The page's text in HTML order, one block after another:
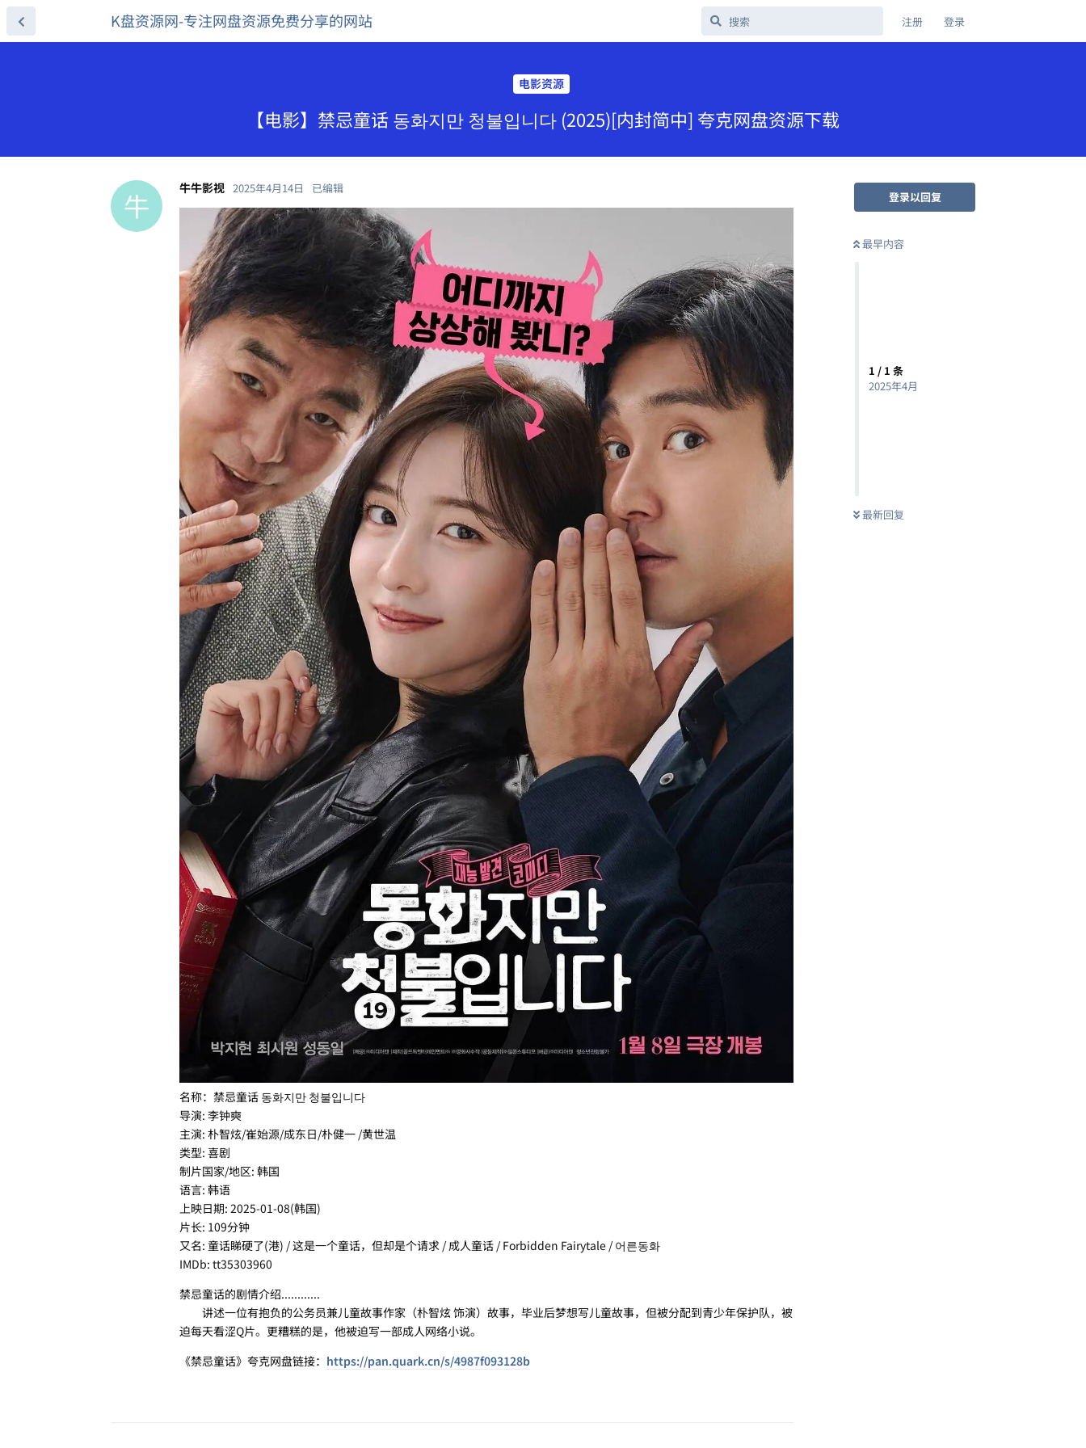
K盘资源网-专注网盘资源免费分享的网站 注册 登录
电影资源
【电影】禁忌童话 동화지만 청불입니다 (2025)[内封简中] 夸克网盘资源下载
登录以回复
最早内容
1 / 1 条
2025年4月
最新回复
牛 牛牛影视 2025年4月14日 已编辑
名称：禁忌童话 동화지만 청불입니다
导演: 李钟奭
主演: 朴智炫/崔始源/成东日/朴健一 /黄世温
类型: 喜剧
制片国家/地区: 韩国
语言: 韩语
上映日期: 2025-01-08(韩国)
片长: 109分钟
又名: 童话睇硬了(港) / 这是一个童话，但却是个请求 / 成人童话 / Forbidden Fairytale / 어른동화
IMDb: tt35303960
禁忌童话的剧情介绍............
讲述一位有抱负的公务员兼儿童故事作家（朴智炫 饰演）故事，毕业后梦想写儿童故事，但被分配到青少年保护队，被
迫每天看涩Q片。更糟糕的是，他被迫写一部成人网络小说。
《禁忌童话》夸克网盘链接： https://pan.quark.cn/s/4987f093128b